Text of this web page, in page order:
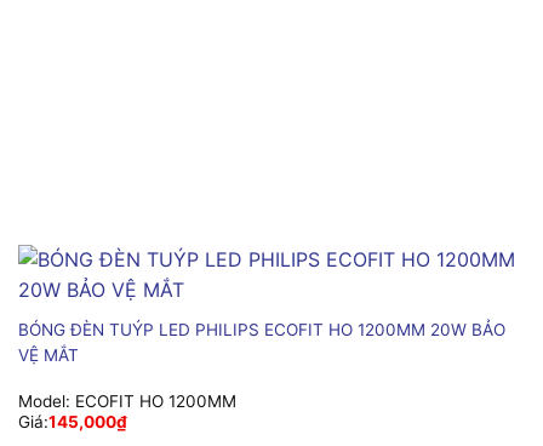
BÓNG ĐÈN TUÝP LED PHILIPS ECOFIT HO 1200MM 20W BẢO
VỆ MẮT
Model: ECOFIT HO 1200MM
Giá:145,000₫